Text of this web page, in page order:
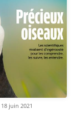
18 juin 2021